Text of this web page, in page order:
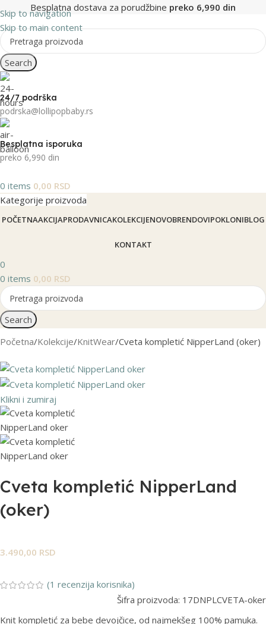
Skip to navigation
Skip to main content
Besplatna dostava za porudžbine preko 6,990 din
Search
24/7 podrška
podrska@lollipopbaby.rs
Besplatna isporuka
preko 6,990 din
0 items 0,00 RSD
Kategorije proizvoda
POČETNAAKCIJAPRODAVNICAKOLEKCIJENOVOBRENDOVIPOKLONIBLOG
KONTAKT
0
0 items 0,00 RSD
Search
Početna Kolekcije KnitWear Cveta kompletić NipperLand (oker)
Klikni i zumiraj
Cveta kompletić NipperLand
(oker)
3.490,00 RSD
(1 recenzija korisnika)
Šifra proizvoda: 17DNPLCVETA-oker
Knit kompletić za bebe devojčice, od najmekšeg 100% pamuka.